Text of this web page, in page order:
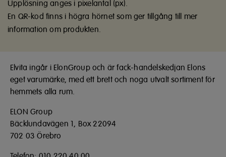
Upplösning anges i pixelantal (px).
En QR-kod finns i högra hörnet som ger tillgång till mer
information om produkten.
Elvita ingår i ElonGroup och är fack-handelskedjan Elons
eget varumärke, med ett brett och noga utvalt sortiment för
hemmets alla rum.
ELON Group
Bäcklundavägen 1, Box 22094
702 03 Örebro